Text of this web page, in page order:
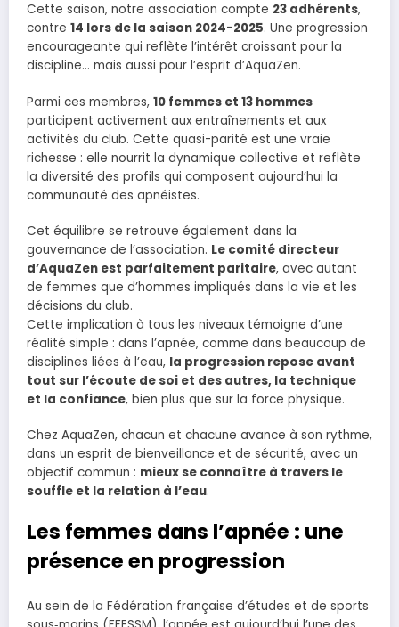
Cette saison, notre association compte 23 adhérents,
contre 14 lors de la saison 2024-2025. Une progression
encourageante qui reflète l’intérêt croissant pour la
discipline… mais aussi pour l’esprit d’AquaZen.
Parmi ces membres, 10 femmes et 13 hommes
participent activement aux entraînements et aux
activités du club. Cette quasi-parité est une vraie
richesse : elle nourrit la dynamique collective et reflète
la diversité des profils qui composent aujourd’hui la
communauté des apnéistes.
Cet équilibre se retrouve également dans la
gouvernance de l’association. Le comité directeur
d’AquaZen est parfaitement paritaire, avec autant
de femmes que d’hommes impliqués dans la vie et les
décisions du club.
Cette implication à tous les niveaux témoigne d’une
réalité simple : dans l’apnée, comme dans beaucoup de
disciplines liées à l’eau, la progression repose avant
tout sur l’écoute de soi et des autres, la technique
et la confiance, bien plus que sur la force physique.
Chez AquaZen, chacun et chacune avance à son rythme,
dans un esprit de bienveillance et de sécurité, avec un
objectif commun : mieux se connaître à travers le
souffle et la relation à l’eau.
Les femmes dans l’apnée : une
présence en progression
Au sein de la Fédération française d’études et de sports